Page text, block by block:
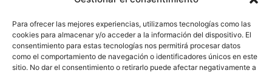
Para ofrecer las mejores experiencias, utilizamos tecnologías como las
cookies para almacenar y/o acceder a la información del dispositivo. El
consentimiento para estas tecnologías nos permitirá procesar datos
como el comportamiento de navegación o identificadores únicos en este
sitio. No dar el consentimiento o retirarlo puede afectar negativamente a